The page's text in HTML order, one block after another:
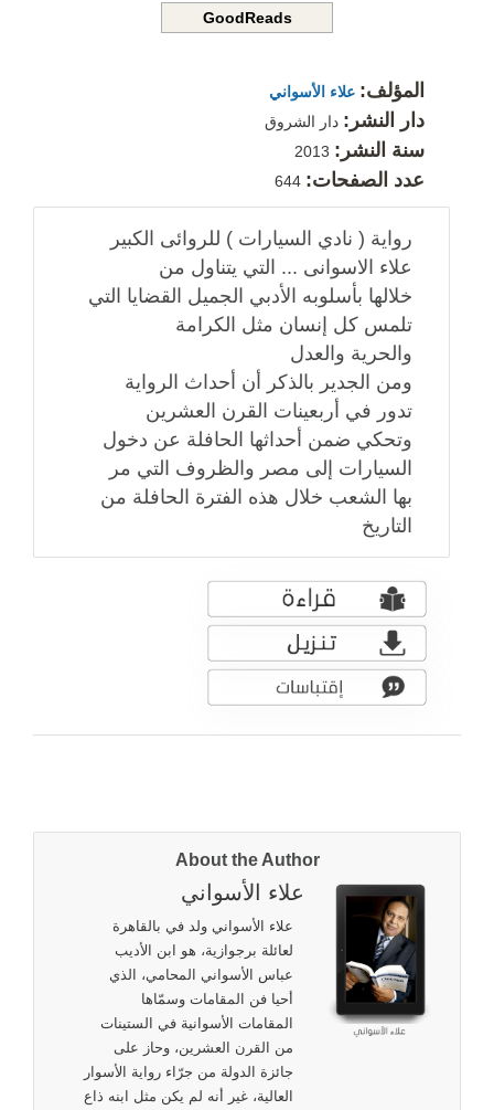
GoodReads
المؤلف: علاء الأسواني
دار النشر: دار الشروق
سنة النشر:
عدد الصفحات:
رواية ( نادي السيارات ) للروائى الكبير
علاء الاسوانى ... التي يتناول من
خلالها بأسلوبه الأدبي الجميل القضايا التي
تلمس كل إنسان مثل الكرامة
والحرية والعدل
ومن الجدير بالذكر أن أحداث الرواية
تدور في أربعينات القرن العشرين
وتحكي ضمن أحداثها الحافلة عن دخول
السيارات إلى مصر والظروف التي مر
بها الشعب خلال هذه الفترة الحافلة من
التاريخ
About the Author
علاء الأسواني
علاء الأسواني ولد في بالقاهرة
لعائلة برجوازية، هو ابن الأديب
عباس الأسواني المحامي، الذي
أحيا فن المقامات وسمّاها
المقامات الأسوانية في الستينات
من القرن العشرين، وحاز علی
جائزة الدولة من جرّاء رواية الأسوار
العالية، غير أنه لم يكن مثل ابنه ذاع